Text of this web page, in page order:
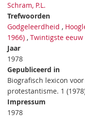
Schram, P.L.
Trefwoorden
Godgeleerdheid ,
1966) , Twintigste eeuw
Jaar
1978
Gepubliceerd in
Biografisch lexicon
protestantisme. 1
Impressum
1978